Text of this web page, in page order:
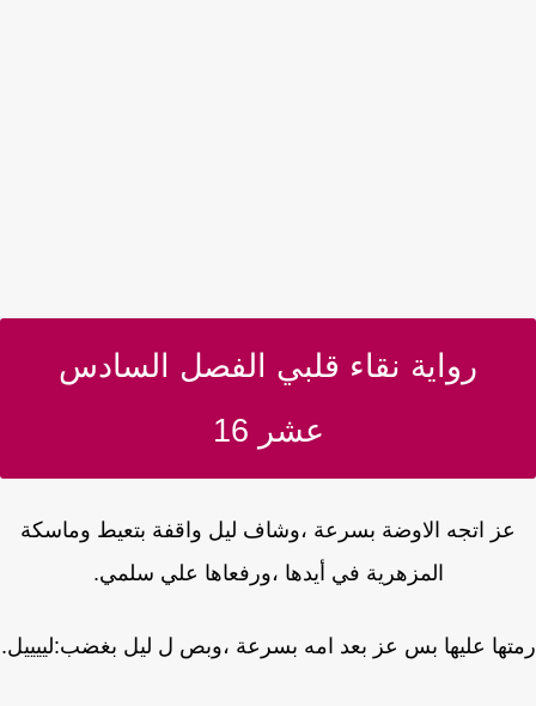
رواية نقاء قلبي الفصل السادس
عشر 16
عز اتجه الاوضة بسرعة ،وشاف ليل واقفة بتعيط وماسكة
المزهرية في أيدها ،ورفعاها علي سلمي.
عليها بس عز بعد امه بسرعة ،وبص ل ليل بغضب:لييييل.